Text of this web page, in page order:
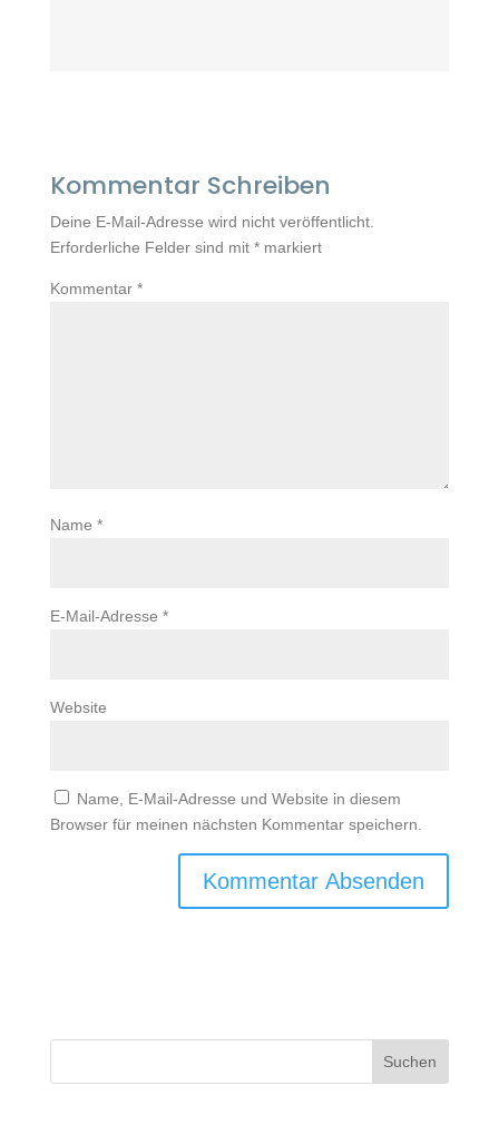
Kommentar Schreiben
Deine E-Mail-Adresse wird nicht veröffentlicht.
Erforderliche Felder sind mit *markiert
Kommentar *
Name *
E-Mail-Adresse *
Website
Name, E-Mail-Adresse und Website in diesem
Browser für meinen nächsten Kommentar speichern.
Suchen